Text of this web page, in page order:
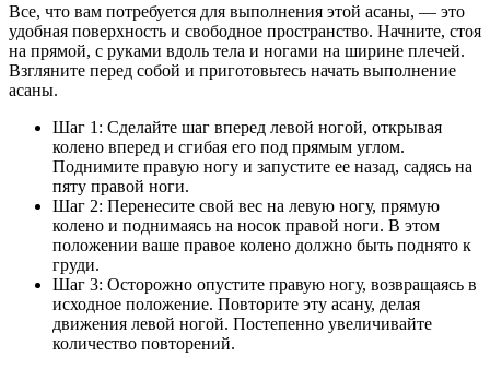
Все, что вам потребуется для выполнения этой асаны, — это
удобная поверхность и свободное пространство. Начните, стоя
на прямой, с руками вдоль тела и ногами на ширине плечей.
Взгляните перед собой и приготовьтесь начать выполнение
асаны.
Шаг 1: Сделайте шаг вперед левой ногой, открывая
колено вперед и сгибая его под прямым углом.
Поднимите правую ногу и запустите ее назад, садясь на
пяту правой ноги.
Шаг 2: Перенесите свой вес на левую ногу, прямую
колено и поднимаясь на носок правой ноги. В этом
положении ваше правое колено должно быть поднято к
груди.
Шаг 3: Осторожно опустите правую ногу, возвращаясь в
исходное положение. Повторите эту асану, делая
движения левой ногой. Постепенно увеличивайте
количество повторений.